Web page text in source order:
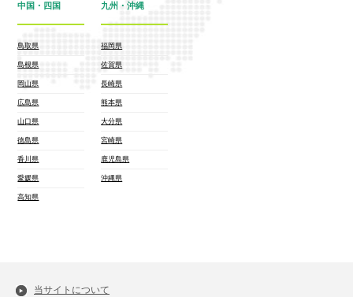
中国・四国
鳥取県
島根県
岡山県
広島県
山口県
徳島県
香川県
愛媛県
高知県
九州・沖縄
福岡県
佐賀県
長崎県
熊本県
大分県
宮崎県
鹿児島県
沖縄県
当サイトについて